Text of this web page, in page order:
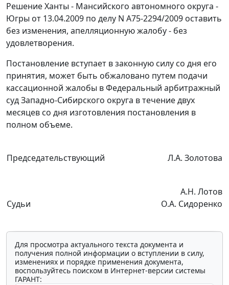
Решение Ханты - Мансийского автономного округа -
Югры от 13.04.2009 по делу N А75-2294/2009 оставить
без изменения, апелляционную жалобу - без
удовлетворения.
Постановление вступает в законную силу со дня его
принятия, может быть обжаловано путем подачи
кассационной жалобы в Федеральный арбитражный
суд Западно-Сибирского округа в течение двух
месяцев со дня изготовления постановления в
полном объеме.
Председательствующий Л.А. Золотова
Судьи
А.Н. Лотов
О.А. Сидоренко
Для просмотра актуального текста документа и
получения полной информации о вступлении в силу,
изменениях и порядке применения документа,
воспользуйтесь поиском в Интернет-версии системы
ГАРАНТ: